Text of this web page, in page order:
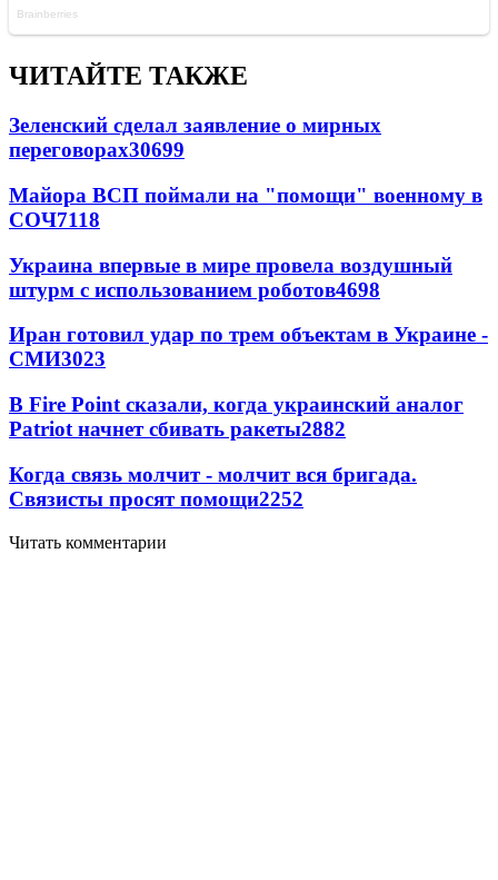
ЧИТАЙТЕ ТАКЖЕ
Зеленский сделал заявление о мирных
переговорах30699
Майора ВСП поймали на "помощи" военному в
СОЧ7118
Украина впервые в мире провела воздушный
штурм с использованием роботов4698
Иран готовил удар по трем объектам в Украине -
СМИ3023
В Fire Point сказали, когда украинский аналог
Patriot начнет сбивать ракеты2882
Когда связь молчит - молчит вся бригада.
Связисты просят помощи2252
Читать комментарии